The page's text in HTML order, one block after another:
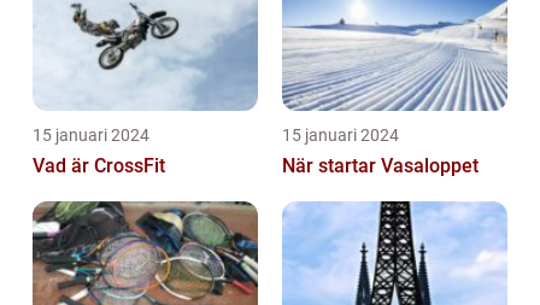
15 januari 2024
Vad är CrossFit
15 januari 2024
När startar Vasaloppet